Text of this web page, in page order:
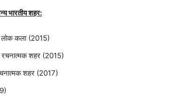
भारतीय शहर:
कला (2015)
रचनात्मक शहर (2015)
शहर (2017)